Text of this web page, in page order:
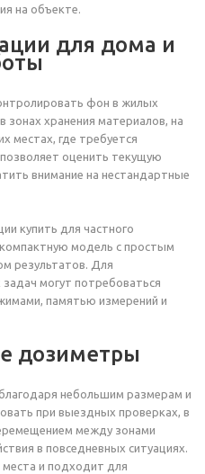
на объекте.
для дома и
фон в жилых
зонах хранения материалов, на
местах, где требуется
оценить текущую
внимание на нестандартные
купить для частного
модель с простым
результатов. Для
могут потребоваться
памятью измерений и
дозиметры
небольшим размерам и
при выездных проверках, в
между зонами
в повседневных ситуациях.
места и подходит для